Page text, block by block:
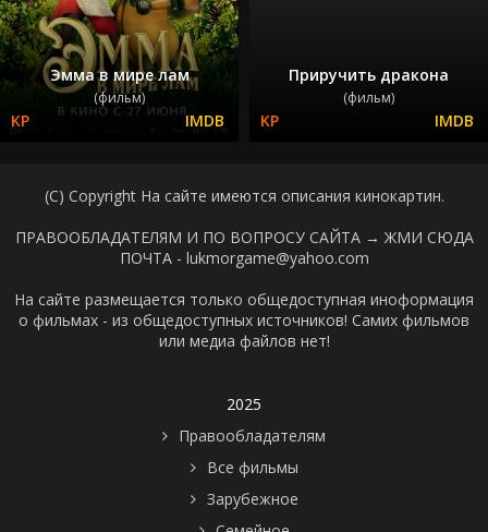
Эмма в мире лам
(фильм)
Приручить дракона
(фильм)
(C) Copyright На сайте имеются описания кинокартин.
ПРАВООБЛАДАТЕЛЯМ И ПО ВОПРОСУ САЙТА → ЖМИ СЮДА
ПОЧТА - lukmorgame@yahoo.com
На сайте размещается только общедоступная иноформация
о фильмах - из общедоступных источников! Самих фильмов
или медиа файлов нет!
2025
Правообладателям
Все фильмы
Зарубежное